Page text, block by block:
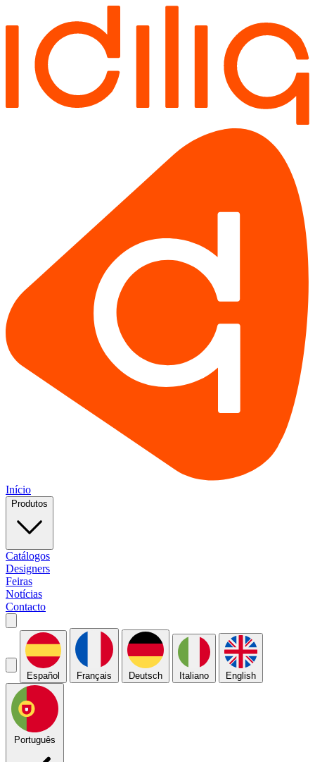
Início
Produtos
Catálogos
Designers
Feiras
Notícias
Contacto
Español Français Deutsch Italiano English
Português